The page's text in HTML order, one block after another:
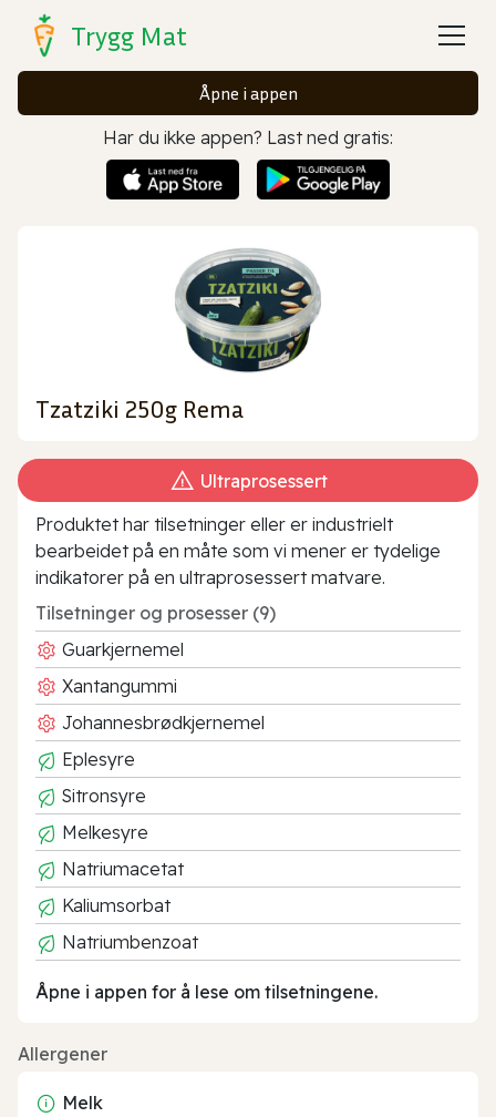
Trygg Mat
Åpne i appen
Har du ikke appen? Last ned gratis:
Tzatziki 250g Rema
Ultraprosessert
Produktet har tilsetninger eller er industrielt
bearbeidet på en måte som vi mener er tydelige
indikatorer på en ultraprosessert matvare.
Tilsetninger og prosesser (9)
Guarkjernemel
Xantangummi
Johannesbrødkjernemel
Eplesyre
Sitronsyre
Melkesyre
Natriumacetat
Kaliumsorbat
Natriumbenzoat
Åpne i appen for å lese om tilsetningene.
Allergener
Melk